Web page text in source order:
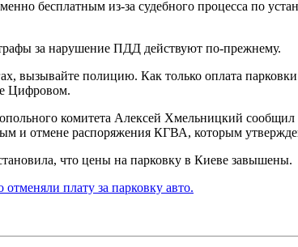
бесплатным из-за судебного процесса по
за нарушение ПДД действуют по-прежнему.
полицию. Как только оплата парковки
Цифровом.
комитета Алексей Хмельницкий
и отмене распоряжения КГВА, которым
что цены на парковку в Киеве завышены.
отменяли плату за парковку авто.